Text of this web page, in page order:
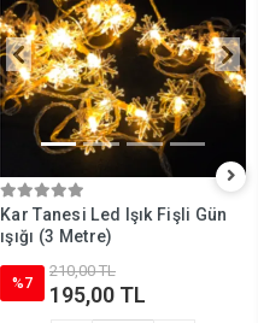
Kar Tanesi Led Işık Fişli Gün
ışığı (3 Metre)
%7
210,00 TL
195,00 TL